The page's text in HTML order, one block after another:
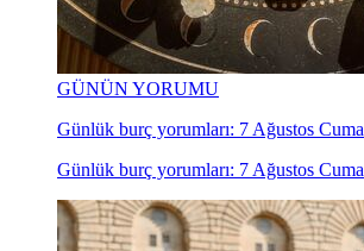
GÜNÜN YORUMU
Günlük burç yorumları: 7 Ağustos Cuma
Günlük burç yorumları: 7 Ağustos Cuma